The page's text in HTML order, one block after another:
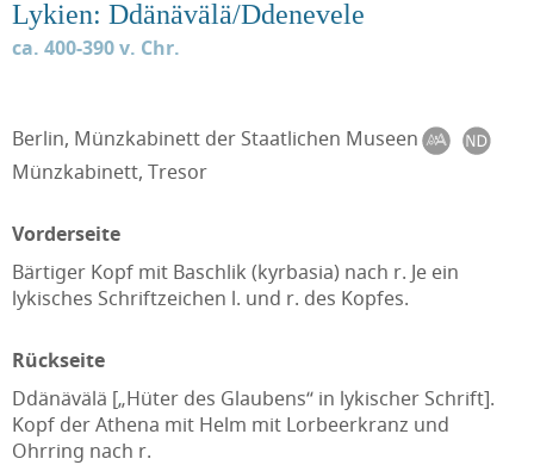
Lykien: Ddänävälä/Ddenevele
ca. 400-390 v. Chr.
Berlin, Münzkabinett der Staatlichen Museen
Münzkabinett, Tresor
Vorderseite
Bärtiger Kopf mit Baschlik (kyrbasia) nach r. Je ein
lykisches Schriftzeichen l. und r. des Kopfes.
Rückseite
Ddänävälä [„Hüter des Glaubens“ in lykischer Schrift].
Kopf der Athena mit Helm mit Lorbeerkranz und
Ohrring nach r.